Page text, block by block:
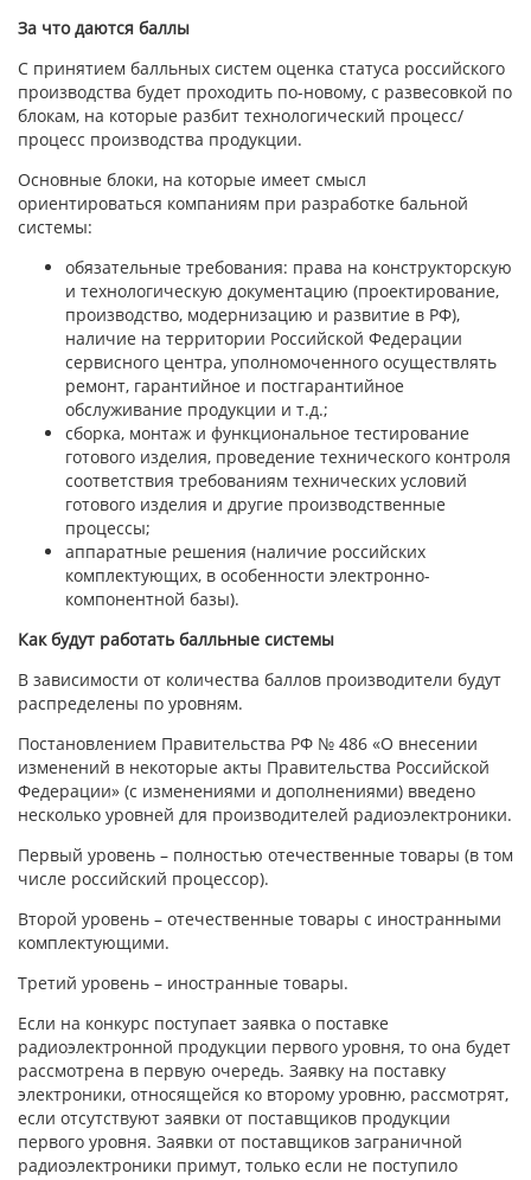
За что даются баллы
С принятием балльных систем оценка статуса российского
производства будет проходить по-новому, с развесовкой по
блокам, на которые разбит технологический процесс/
процесс производства продукции.
Основные блоки, на которые имеет смысл
ориентироваться компаниям при разработке бальной
системы:
обязательные требования: права на конструкторскую
и технологическую документацию (проектирование,
производство, модернизацию и развитие в РФ),
наличие на территории Российской Федерации
сервисного центра, уполномоченного осуществлять
ремонт, гарантийное и постгарантийное
обслуживание продукции и т.д.;
сборка, монтаж и функциональное тестирование
готового изделия, проведение технического контроля
соответствия требованиям технических условий
готового изделия и другие производственные
процессы;
аппаратные решения (наличие российских
комплектующих, в особенности электронно-
компонентной базы).
Как будут работать балльные системы
В зависимости от количества баллов производители будут
распределены по уровням.
Постановлением Правительства РФ № 486 «О внесении
изменений в некоторые акты Правительства Российской
Федерации» (с изменениями и дополнениями) введено
несколько уровней для производителей радиоэлектроники.
Первый уровень – полностью отечественные товары (в том
числе российский процессор).
Второй уровень – отечественные товары с иностранными
комплектующими.
Третий уровень – иностранные товары.
Если на конкурс поступает заявка о поставке
радиоэлектронной продукции первого уровня, то она будет
рассмотрена в первую очередь. Заявку на поставку
электроники, относящейся ко второму уровню, рассмотрят,
если отсутствуют заявки от поставщиков продукции
первого уровня. Заявки от поставщиков заграничной
радиоэлектроники примут, только если не поступило